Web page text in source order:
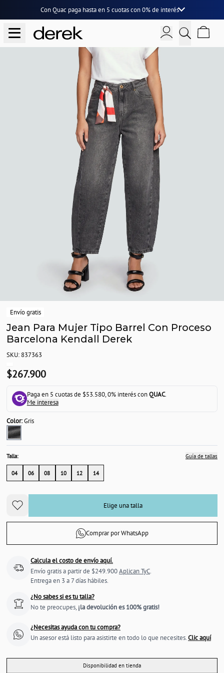
Con Quac paga hasta en 5 cuotascon0% de interés
Envío gratis
Jean Para Mujer Tipo Barrel Con Proceso
Barcelona Kendall Derek
SKU: 837363
$267.900
Paga en 5 cuotas de $53.580, 0% interés conQUAC.
Me interesa
Color:Gris
Talla: Guía de tallas
04 06 08 10 12 14
Elige una talla
Comprar por WhatsApp
Calcula el costo de envío aquí.
Envío gratis a partir de $249.900Aplican TyC.
Entrega en 3 a 7 días hábiles.
¿No sabes si es tu talla?
No te preocupes, ¡la devolución es 100% gratis!
¿Necesitas ayuda con tu compra?
Un asesor está listo para asistirte en todo lo que necesites.Clic aquí
Disponibilidad en tienda